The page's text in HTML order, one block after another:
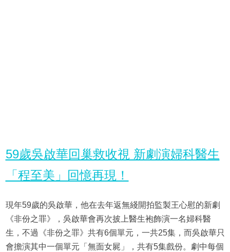
59歲吳啟華回巢救收視 新劇演婦科醫生
「程至美」回憶再現！
現年59歲的吳啟華，他在去年返無綫開拍監製王心慰的新劇
《非份之罪》，吳啟華會再次披上醫生袍飾演一名婦科醫
生，不過《非份之罪》共有6個單元，一共25集，而吳啟華只
會擔演其中一個單元「無面女屍」，共有5集戲份。劇中每個